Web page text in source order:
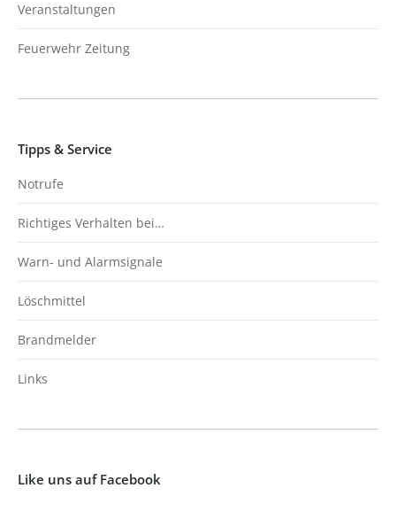
Veranstaltungen
Feuerwehr Zeitung
Tipps & Service
Notrufe
Richtiges Verhalten bei…
Warn- und Alarmsignale
Löschmittel
Brandmelder
Links
Like uns auf Facebook